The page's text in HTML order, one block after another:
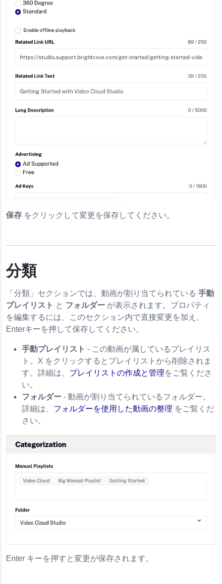
保存 をクリックして変更を保存してください。
分類
「分類」セクションでは、動画が割り当てられている 手動
プレイリスト と フォルダー が表示されます。プロパティ
を編集するには、このセクション内で直接変更を加え、
Enterキーを押して保存してください。
手動プレイリスト - この動画が属しているプレイリス
ト。X をクリックするとプレイリストから削除されま
す。詳細は、 プレイリストの作成と管理をご覧くださ
い。
フォルダー - 動画が割り当てられているフォルダー。
詳細は、 フォルダーを使用した動画の整理 をご覧くだ
さい。
Enter キーを押すと変更が保存されます。